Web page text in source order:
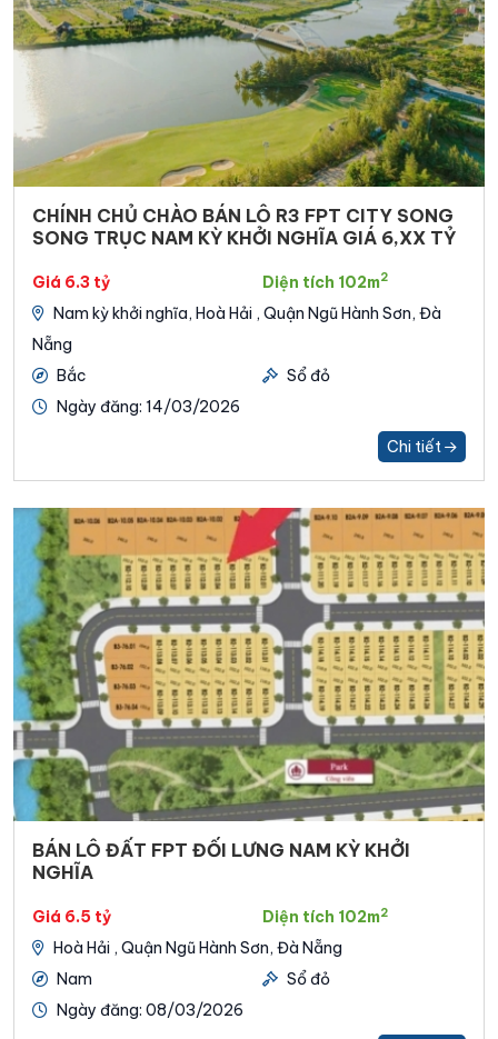
CHÍNH CHỦ CHÀO BÁN LÔ R3 FPT CITY SONG
SONG TRỤC NAM KỲ KHỞI NGHĨA GIÁ 6,XX TỶ
Giá 6.3 tỷ Diện tích 102m2
Nam kỳ khởi nghĩa, Hoà Hải , Quận Ngũ Hành Sơn, Đà
Nẵng
Bắc
Sổ đỏ
Ngày đăng: 14/03/2026
Chi tiết
BÁN LÔ ĐẤT FPT ĐỐI LƯNG NAM KỲ KHỞI
NGHĨA
Giá 6.5 tỷ Diện tích 102m2
Hoà Hải , Quận Ngũ Hành Sơn, Đà Nẵng
Nam
Sổ đỏ
Ngày đăng: 08/03/2026